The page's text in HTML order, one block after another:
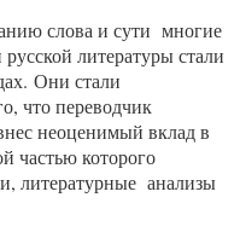
слова и сути многие
литературы стали
Они стали
что переводчик
неоценимый вклад в
частью которого
литературные анализы